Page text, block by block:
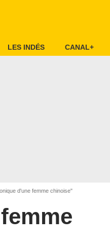
LES INDÉS CANAL+
d'une femme chinoise"